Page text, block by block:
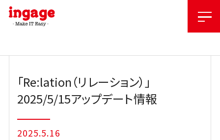
Skip
content
「Re:lation（リレーション）」
2025/5/15アップデート情報
2025.5.16